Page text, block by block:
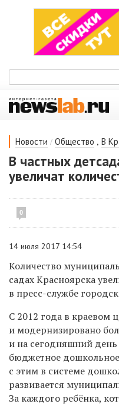
Новости / Общество , В
В частных
увеличат
0
14 июля 2017 14:54
Количество
садах Красноярска
в пресс-службе
С 2012 года в краевом
и модернизировано
и на сегодняшний день
бюджетное
с этим в системе
развивается
За каждого ребёнка,